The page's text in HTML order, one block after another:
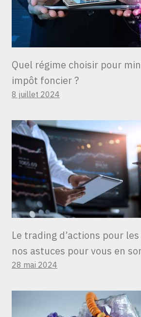
Quel régime choisir pour
impôt foncier ?
8 juillet 2024
Le trading d’actions pour
nos astuces pour vous en
28 mai 2024